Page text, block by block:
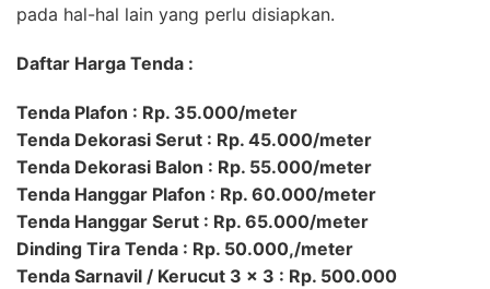
pada hal-hal lain yang perlu disiapkan.
Daftar Harga Tenda :
Tenda Plafon : Rp. 35.000/meter
Tenda Dekorasi Serut : Rp. 45.000/meter
Tenda Dekorasi Balon : Rp. 55.000/meter
Tenda Hanggar Plafon : Rp. 60.000/meter
Tenda Hanggar Serut : Rp. 65.000/meter
Dinding Tira Tenda : Rp. 50.000,/meter
Tenda Sarnavil / Kerucut 3 x 3 : Rp. 500.000